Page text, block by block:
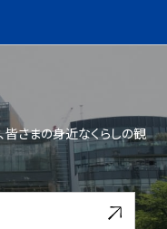
、皆さまの身近なくらしの観